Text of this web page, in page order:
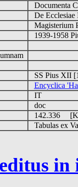
Documenta
De
Magisterium
1939-1958
SS Pius XII
Encyclica
IT
doc
142.336
Tabulas ex
in